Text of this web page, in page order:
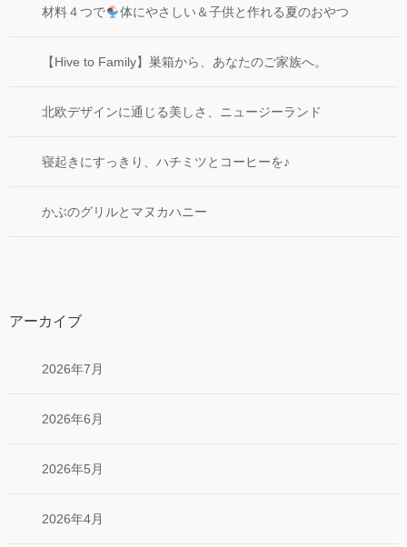
材料４つで 体にやさしい＆子供と作れる夏のおやつ
【Hive to Family】巣箱から、あなたのご家族へ。
北欧デザインに通じる美しさ、ニュージーランド
寝起きにすっきり、ハチミツとコーヒーを♪
かぶのグリルとマヌカハニー
アーカイブ
2026年7月
2026年6月
2026年5月
2026年4月